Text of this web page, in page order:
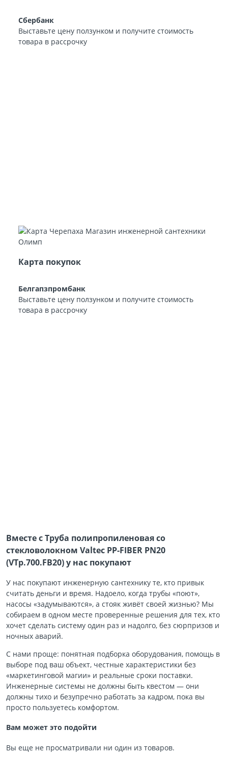
Сбербанк
Выставьте цену ползунком и получите стоимость
товара в рассрочку
Карта покупок
Белгапзпромбанк
Выставьте цену ползунком и получите стоимость
товара в рассрочку
Вместе с Труба полипропиленовая со
стекловолокном Valtec PP-FIBER PN20
(VTp.700.FB20) у нас покупают
У нас покупают инженерную сантехнику те, кто привык
считать деньги и время. Надоело, когда трубы «поют»,
насосы «задумываются», а стояк живёт своей жизнью? Мы
собираем в одном месте проверенные решения для тех, кто
хочет сделать систему один раз и надолго, без сюрпризов и
ночных аварий.
С нами проще: понятная подборка оборудования, помощь в
выборе под ваш объект, честные характеристики без
«маркетинговой магии» и реальные сроки поставки.
Инженерные системы не должны быть квестом — они
должны тихо и безупречно работать за кадром, пока вы
просто пользуетесь комфортом.
Вам может это подойти
Вы еще не просматривали ни один из товаров.